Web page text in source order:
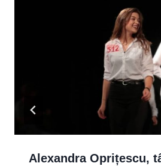
Alexandra Oprițescu,